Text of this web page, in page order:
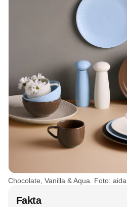
Chocolate, Vanilla & Aqua. Foto: aida
Fakta